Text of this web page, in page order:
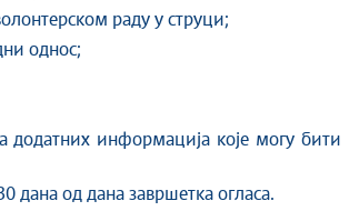
раду у струци;
однос;
додатних информација које могу бити
дана од дана завршетка огласа.